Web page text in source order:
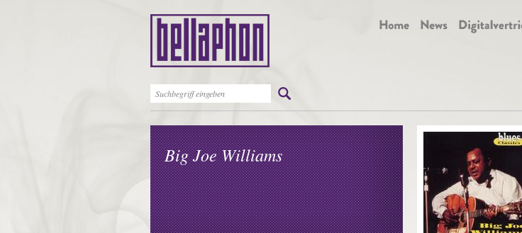
Big Joe Williams